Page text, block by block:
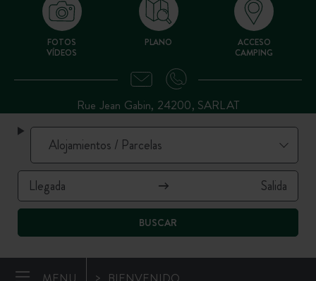
BUSCAR
FOTOS
VÍDEOS
PLANO
ACCESO
CAMPING
Rue Jean Gabin, 24200, SARLAT